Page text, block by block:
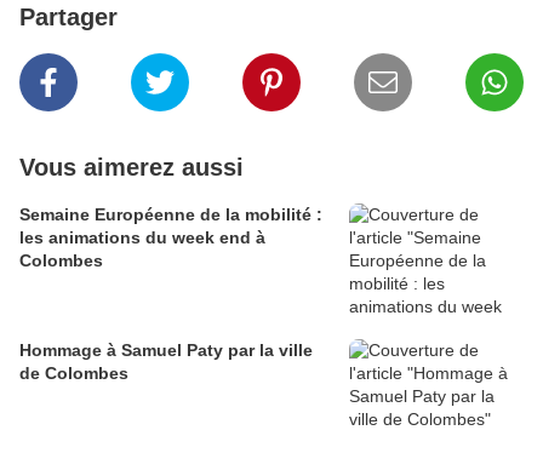
Partager
Vous aimerez aussi
Semaine Européenne de la mobilité :
les animations du week end à
Colombes
Hommage à Samuel Paty par la ville
de Colombes